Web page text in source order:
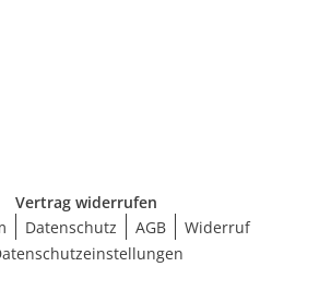
Vertrag widerrufen
Datenschutz AGB
Widerruf